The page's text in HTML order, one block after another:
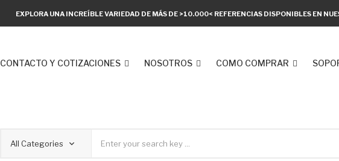
EXPLORA UNA INCREÍBLE VARIEDAD DE MÁS DE >10.000< REFERENCIAS DISPONIBLES EN
CONTACTO Y COTIZACIONES NOSOTROS COMO COMPRAR